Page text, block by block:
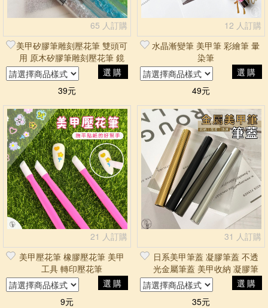
65 人訂購
美甲矽膠筆雕刻壓花筆 雙頭可
用 原木矽膠筆雕刻壓花筆 鏡
面粉專用筆 矽膠筆 壓花筆
選購
39元
12 人訂購
水晶漸變筆 美甲筆 彩繪筆 暈
染筆
選購
49元
21 人訂購
美甲壓花筆 橡膠壓花筆 美甲
工具 轉印壓花筆
選購
9元
31 人訂購
日系美甲筆蓋 凝膠筆蓋 不透
光金屬筆蓋 美甲收納 凝膠筆
平筆 圓筆 美甲筆蓋選購
35元